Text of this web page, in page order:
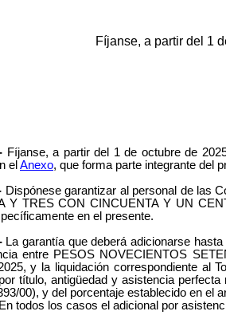
Fíjanse, a partir del 1
Fíjanse, a partir del 1 de octubre de
el Anexo, que forma parte integrante del
Dispónese garantizar al personal de las
Y TRES CON CINCUENTA Y UN
en el presente.
La garantía que deberá adicionarse
entre PESOS NOVECIENTOS
y la liquidación correspondiente al
título, antigüedad y asistencia
00), y del porcentaje establecido en el
todos los casos el adicional por